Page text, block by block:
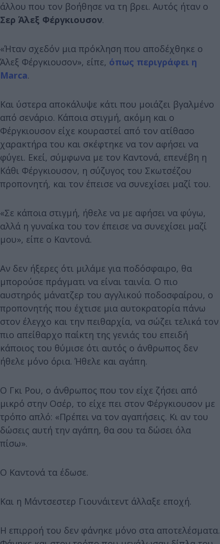
άλλου που τον βοήθησε να τη βρει. Αυτός ήταν ο
Σερ Άλεξ Φέργκιουσον.
«Ήταν σχεδόν μια πρόκληση που αποδέχθηκε ο
Άλεξ Φέργκιουσον», είπε, όπως περιγράφει η
Marca.
Και ύστερα αποκάλυψε κάτι που μοιάζει βγαλμένο
από σενάριο. Κάποια στιγμή, ακόμη και ο
Φέργκιουσον είχε κουραστεί από τον ατίθασο
χαρακτήρα του και σκέφτηκε να τον αφήσει να
φύγει. Εκεί, σύμφωνα με τον Καντονά, επενέβη η
Κάθι Φέργκιουσον, η σύζυγος του Σκωτσέζου
προπονητή, και τον έπεισε να συνεχίσει μαζί του.
«Σε κάποια στιγμή, ήθελε να με αφήσει να φύγω,
αλλά η γυναίκα του τον έπεισε να συνεχίσει μαζί
μου», είπε ο Καντονά.
Αν δεν ήξερες ότι μιλάμε για ποδόσφαιρο, θα
μπορούσε πράγματι να είναι ταινία. Ο πιο
αυστηρός μάνατζερ του αγγλικού ποδοσφαίρου, ο
προπονητής που έχτισε μια αυτοκρατορία πάνω
στον έλεγχο και την πειθαρχία, να σώζει τελικά τον
πιο απείθαρχο παίκτη της γενιάς του επειδή
κάποιος του θύμισε ότι αυτός ο άνθρωπος δεν
ήθελε μόνο όρια. Ήθελε και αγάπη.
Ο Γκι Ρου, ο άνθρωπος που τον είχε ζήσει από
μικρό στην Οσέρ, το είχε πει στον Φέργκιουσον με
τρόπο απλό: «Πρέπει να τον αγαπήσεις. Κι αν του
δώσεις αυτή την αγάπη, θα σου τα δώσει όλα
πίσω».
Ο Καντονά τα έδωσε.
Και η Μάντσεστερ Γιουνάιτεντ άλλαξε εποχή.
Η επιρροή του δεν φάνηκε μόνο στα αποτελέσματα.